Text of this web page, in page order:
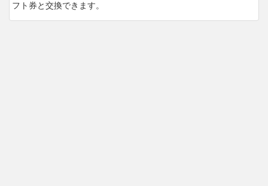
フト券と交換できます。